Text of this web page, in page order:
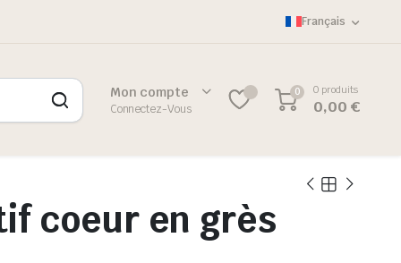
Français
Mon compte
Connectez-Vous
0 0 produits
0,00€
coeur en grès